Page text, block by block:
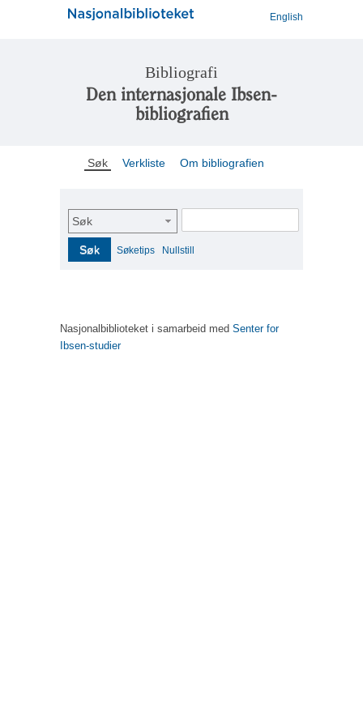
English
Bibliografi
Den internasjonale Ibsen-
bibliografien
Søk Verkliste Om bibliografien
Søk
Søk Søketips Nullstill
Nasjonalbiblioteket i samarbeid med Senter for
Ibsen-studier